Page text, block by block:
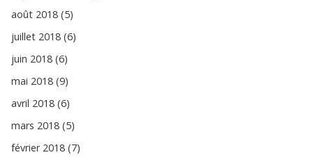
août 2018 (5)
juillet 2018 (6)
juin 2018 (6)
mai 2018 (9)
avril 2018 (6)
mars 2018 (5)
février 2018 (7)